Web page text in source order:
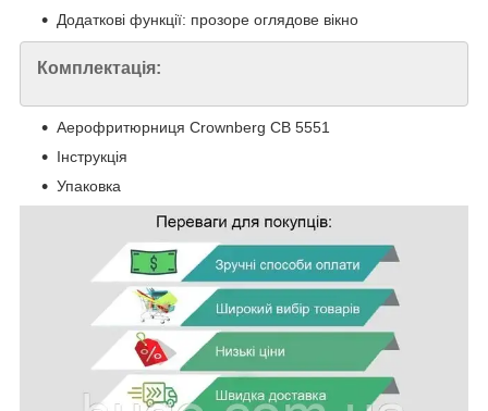
Додаткові функції: прозоре оглядове вікно
Комплектація:
Аерофритюрниця Crownberg CB 5551
Інструкція
Упаковка